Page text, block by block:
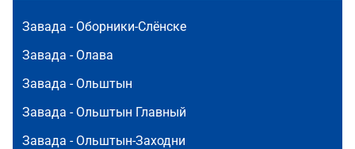
Завада - Оборники-Слёнске
Завада - Олава
Завада - Ольштын
Завада - Ольштын Главный
Завада - Ольштын-Заходни